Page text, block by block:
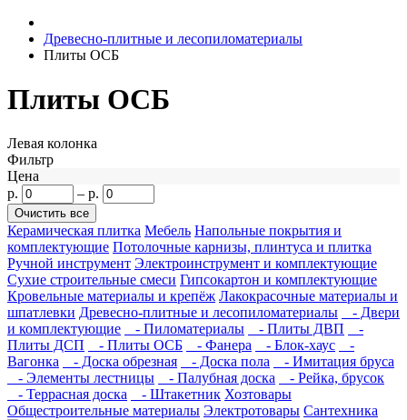
Древесно-плитные и лесопиломатериалы
Плиты ОСБ
Плиты ОСБ
Левая колонка
Фильтр
Цена
р.
– р.
Керамическая плитка Мебель Напольные покрытия и
комплектующие Потолочные карнизы, плинтуса и плитка
Ручной инструмент Электроинструмент и комплектующие
Сухие строительные смеси Гипсокартон и комплектующие
Кровельные материалы и крепёж Лакокрасочные материалы и
шпатлевки Древесно-плитные и лесопиломатериалы
- Двери
и комплектующие
- Пиломатериалы - Плиты ДВП
-
Плиты ДСП
- Плиты ОСБ - Фанера - Блок-хаус
-
Вагонка
- Доска обрезная - Доска пола
- Имитация бруса
- Элементы лестницы
- Палубная доска
- Рейка, брусок
- Террасная доска
- Штакетник Хозтовары
Общестроительные материалы Электротовары Сантехника